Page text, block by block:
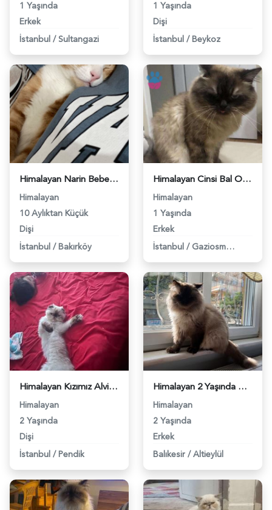
1 Yaşında
Erkek
İstanbul / Sultangazi
1 Yaşında
Dişi
İstanbul / Beykoz
Himalayan Narin Bebeğime Eş Arıyorum - 118961219
Himalayan
10 Aylıktan Küçük
Dişi
İstanbul / Bakırköy
Himalayan Cinsi Bal Oğluma Eş Arıyorum - 118961674
Himalayan
1 Yaşında
Erkek
İstanbul / Gaziosmanpaşa
Himalayan Kızımız Alvin Eş Arıyor - 83
Himalayan
2 Yaşında
Dişi
İstanbul / Pendik
Himalayan 2 Yaşında Kedime Eş Arıyorum - 1912
Himalayan
2 Yaşında
Erkek
Balıkesir / Altieylül